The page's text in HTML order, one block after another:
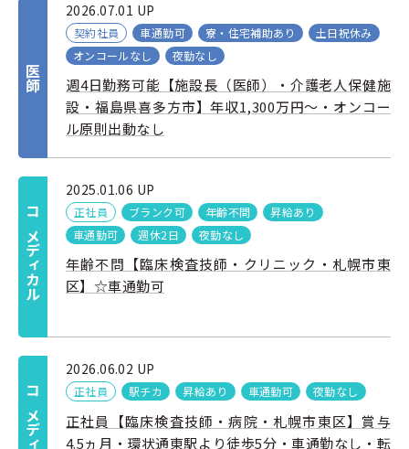
医師
2026.07.01 UP
契約社員 車通勤可 寮・住宅補助あり
土日祝休み
オンコールなし
夜勤なし
週4日勤務可能【施設長（医師）・介護老人保健施
設・福島県喜多方市】年収1,300万円～・オンコー
ル原則出動なし
コメディカル
2025.01.06 UP
正社員 ブランク可 年齢不問
昇給あり
車通勤可
週休2日 夜勤なし
年齢不問【臨床検査技師・クリニック・札幌市東
区】☆車通勤可
2026.06.02 UP
正社員 駅チカ 昇給あり 車通勤可 夜勤なし
正社員【臨床検査技師・病院・札幌市東区】賞与
4.5ヵ月・環状通東駅より徒歩5分・車通勤なし・転